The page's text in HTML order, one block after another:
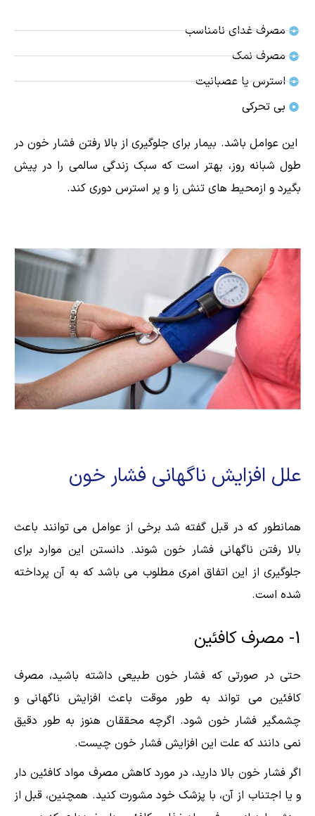
مصرف غدای نامناسب
مصرف نمک
استرس یا عصبانیت
بی تحرکی
این عوامل باشد. بیمار برای جلوگیری از بالا رفتن فشار خون در
طول شبانه روز، بهتر است که سبک زندگی سالمی را در پیش
بگیرد و ازمحیط های تنش زا و پر استرس دوری کند.
علل افزایش ناگهانی فشار خون
همانطور که در قبل گفته شد برخی از عوامل می توانند باعث
بالا رفتن ناگهانی فشار خون شوند. دانستن این موارد برای
جلوگیری از این اتفاق امری مطلوب می باشد که به آن پرداخته
شده است.
1- مصرف کافئین
حتی در صورتی که فشار خون طبیعی داشته باشید، مصرف
کافئین می تواند به طور موقت باعث افزایش ناگهانی و
چشمگیر فشار خون شود. اگرچه محققان هنوز به طور دقیق
نمی دانند که علت این افزایش فشار خون چیست.
اگر فشار خون بالا دارید، در مورد کاهش مصرف مواد کافئین دار
و یا اجتناب از آن، با پزشک خود مشورت کنید. همچنین، قبل از